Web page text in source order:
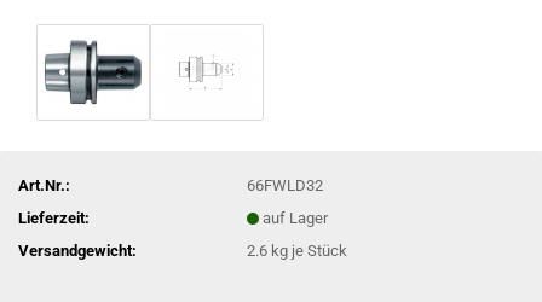
Art.Nr.:
66FWLD32
Lieferzeit:
auf Lager
Versandgewicht:
2.6 kg je Stück